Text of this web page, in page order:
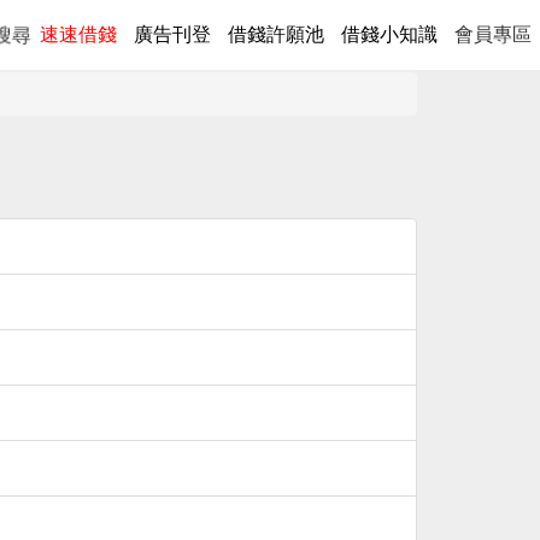
尋 速速借錢 廣告刊登 借錢許願池 借錢小知識 會員專區